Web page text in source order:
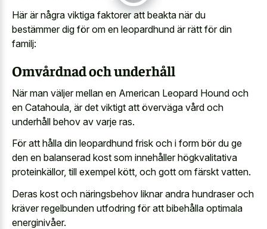
Här är några viktiga faktorer att beakta när du
bestämmer dig för om en leopardhund är rätt för din
familj:
Omvårdnad och underhåll
När man väljer mellan en American Leopard Hound och
en Catahoula, är det viktigt att överväga vård och
underhåll behov av varje ras.
För att hålla din leopardhund frisk och i form bör du ge
den en balanserad kost som innehåller högkvalitativa
proteinkällor, till exempel kött, och gott om färskt vatten.
Deras kost och näringsbehov liknar andra hundraser och
kräver regelbunden utfodring för att bibehålla optimala
energinivåer.